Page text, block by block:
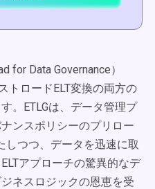
for Data Governance）
トロードELT変換の両方の
。ETLGは、データ管理プ
ンスポリシーのプリロー
しつつ、データを迅速に取
アプローチの驚異的なデ
ネスロジックの恩恵を受